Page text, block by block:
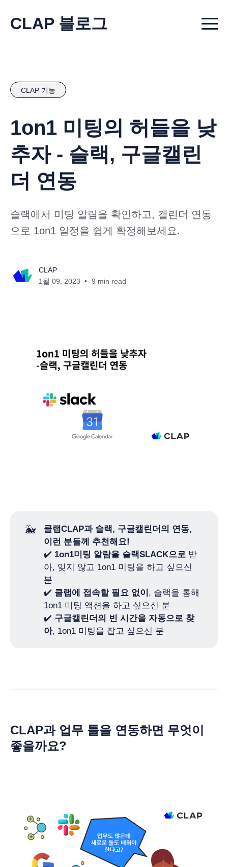
CLAP 블로그 Menu
CLAP 기능
1on1 미팅의 허들을 낮
추자 - 슬랙, 구글캘린
더 연동
슬랙에서 미팅 알림을 확인하고, 캘린더 연동
으로 1on1 일정을 쉽게 확정해보세요.
CLAP
1월 09, 2023
9 min read
🐳
클랩CLAP과 슬랙, 구글캘린더의 연동,
이런 분들께 추천해요!
✔️ 1on1미팅 알람을 슬랙SLACK으로 받
아, 잊지 않고 1on1 미팅을 하고 싶으신
분
✔️ 클랩에 접속할 필요 없이 , 슬랙을 통해
1on1 미팅 액션을 하고 싶으신 분
✔️ 구글캘린더의 빈 시간을 자동으로 찾
아, 1on1 미팅을 잡고 싶으신 분
CLAP과 업무 툴을 연동하면 무엇이
좋을까요?